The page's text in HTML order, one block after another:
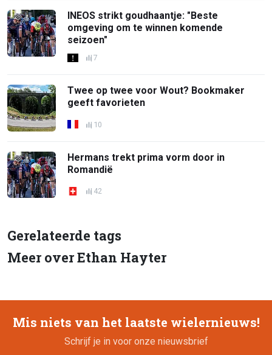
INEOS strikt goudhaantje: "Beste
omgeving om te winnen komende
seizoen"
7
Twee op twee voor Wout? Bookmaker
geeft favorieten
10
Hermans trekt prima vorm door in
Romandië
42
Gerelateerde tags
Meer over Ethan Hayter
Mis niets van het laatste wielernieuws!
Schrijf je in voor onze nieuwsbrief